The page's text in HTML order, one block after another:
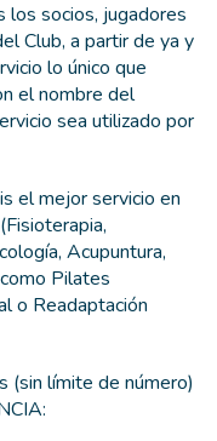
los socios, jugadores
Club, a partir de ya y
lo único que
el nombre del
sea utilizado por
el mejor servicio en
Acupuntura,
Pilates
o Readaptación
(sin límite de número)